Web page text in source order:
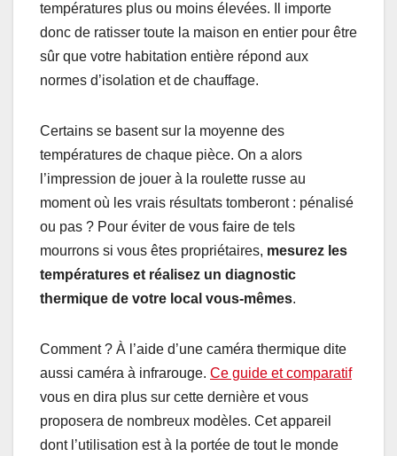
températures plus ou moins élevées. Il importe
donc de ratisser toute la maison en entier pour être
sûr que votre habitation entière répond aux
normes d’isolation et de chauffage.
Certains se basent sur la moyenne des
températures de chaque pièce. On a alors
l’impression de jouer à la roulette russe au
moment où les vrais résultats tomberont : pénalisé
ou pas ? Pour éviter de vous faire de tels
mourrons si vous êtes propriétaires, mesurez les
températures et réalisez un diagnostic
thermique de votre local vous-mêmes.
Comment ? À l’aide d’une caméra thermique dite
aussi caméra à infrarouge. Ce guide et comparatif
vous en dira plus sur cette dernière et vous
proposera de nombreux modèles. Cet appareil
dont l’utilisation est à la portée de tout le monde